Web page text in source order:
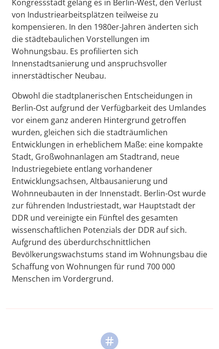
Kongressstadt gelang es in Berlin-West, den Verlust
von Industriearbeitsplätzen teilweise zu
kompensieren. In den 1980er-Jahren änderten sich
die städtebaulichen Vorstellungen im
Wohnungsbau. Es profilierten sich
Innenstadtsanierung und anspruchsvoller
innerstädtischer Neubau.
Obwohl die stadtplanerischen Entscheidungen in
Berlin-Ost aufgrund der Verfügbarkeit des Umlandes
vor einem ganz anderen Hintergrund getroffen
wurden, gleichen sich die stadträumlichen
Entwicklungen in erheblichem Maße: eine kompakte
Stadt, Großwohnanlagen am Stadtrand, neue
Industriegebiete entlang vorhandener
Entwicklungsachsen, Altbausanierung und
Wohnneubauten in der Innenstadt. Berlin-Ost wurde
zur führenden Industriestadt, war Hauptstadt der
DDR und vereinigte ein Fünftel des gesamten
wissenschaftlichen Potenzials der DDR auf sich.
Aufgrund des überdurchschnittlichen
Bevölkerungswachstums stand im Wohnungsbau die
Schaffung von Wohnungen für rund 700 000
Menschen im Vordergrund.